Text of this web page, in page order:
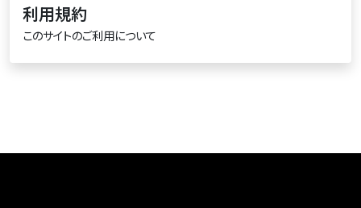
利用規約
このサイトのご利用について